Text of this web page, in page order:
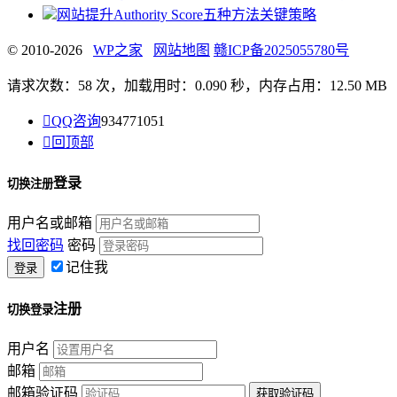
网站提升Authority Score五种方法关键策略
© 2010-2026 WP之家 网站地图 赣ICP备2025055780号
请求次数：58 次，加载用时：0.090 秒，内存占用：12.50 MB
QQ咨询934771051
 回顶部
切换注册登录
用户名或邮箱
找回密码 密码
记住我
切换登录注册
用户名
邮箱
邮箱验证码